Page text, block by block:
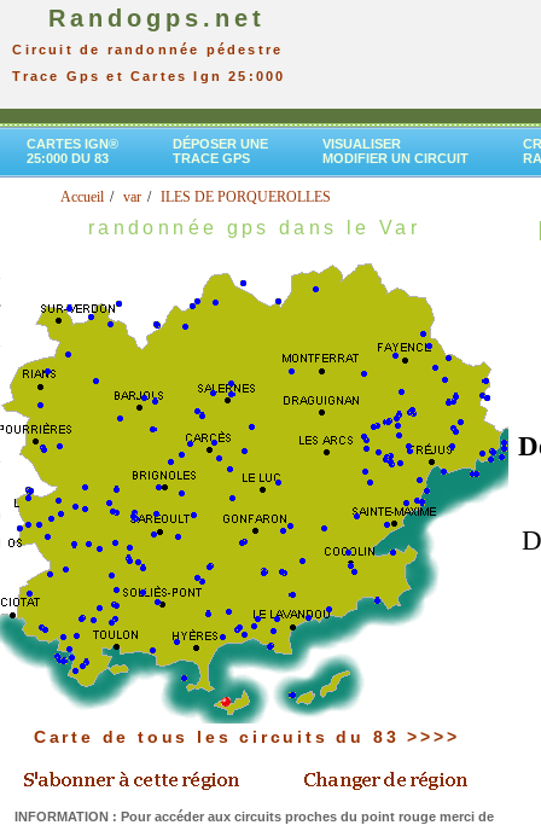
Randogps.net
Circuit de randonnée pédestre
Trace Gps et Cartes Ign 25:000
CARTES IGN®
25:000 DU 83
DÉPOSER UNE
TRACE GPS
VISUALISER
MODIFIER UN CIRCUIT
Accueil var ILES DE PORQUEROLLES
randonnée gps dans le Var
Carte de tous les circuits du 83 >>>>
INFORMATION : Pour accéder aux circuits proches du point rouge merci de